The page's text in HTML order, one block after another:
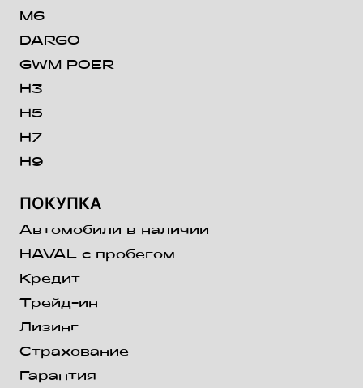
M6
DARGO
GWM POER
H3
H5
H7
H9
ПОКУПКА
Автомобили в наличии
HAVAL с пробегом
Кредит
Трейд-ин
Лизинг
Страхование
Гарантия